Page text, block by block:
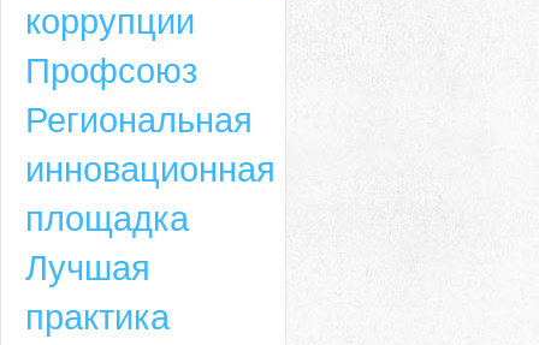
коррупции
Профсоюз
Региональная
инновационная
площадка
Лучшая
практика